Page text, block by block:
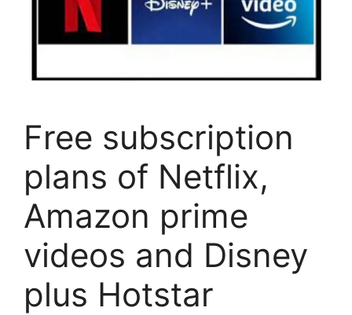
Free subscription
plans of Netflix,
Amazon prime
videos and Disney
plus Hotstar